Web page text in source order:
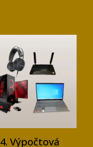
4. Výpočtová